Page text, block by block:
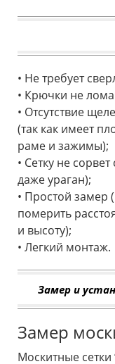
• Не требует
• Крючки не
• Отсутствие
(так как имеет
раме и зажимы);
• Сетку не
даже ураган);
• Простой замер
померить
и высоту);
• Легкий монтаж.
Замер и
Замер
Москитные сетки